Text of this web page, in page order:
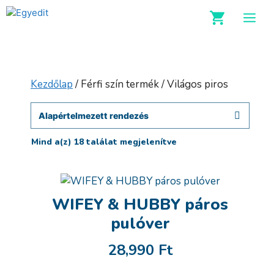
Kilépés
Kezdőlap/ Férfi szín termék / Világos piros
Mind a(z) 18 találat megjelenítve
WIFEY & HUBBY páros
pulóver
28,990 Ft